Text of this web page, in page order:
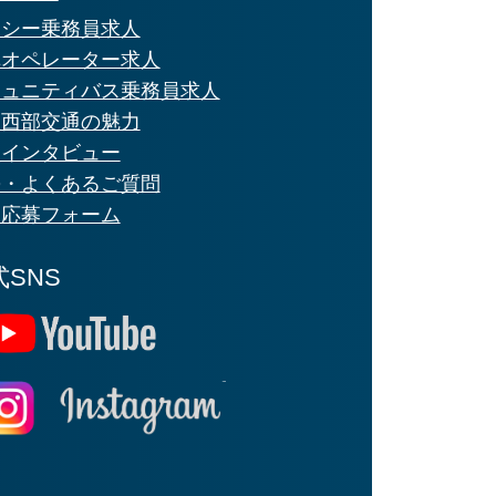
ー乗務員求人
ペレーター求人
ニティバス乗務員求人
部交通の魅力
ンタビュー
よくあるご質問
募フォーム
SNS